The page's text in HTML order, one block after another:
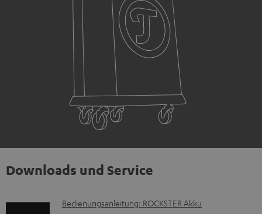
Downloads und Service
D
Bedienungsanleitung: ROCKSTER Akku